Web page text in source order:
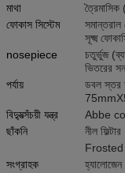
মাথা
ফোকাস সিস্টেম
সূক্ষ্ম
nosepiece
চতুর্ভুজ
ভিতরের
পর্যায়
ডবল স্তর
বিদ্যুত্সঁচয়ী যন্ত্র
Abbe
ছাঁকনি
নীল ফিল্টার
Frosted
সংগ্রাহক
হ্যালোজেন